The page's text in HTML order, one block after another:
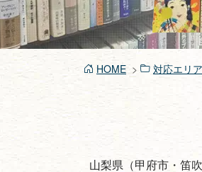
HOME 対応エリア
山梨県（甲府市・笛